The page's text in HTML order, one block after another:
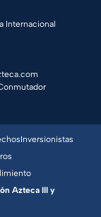
Internacional
Inversionistas
Azteca III y